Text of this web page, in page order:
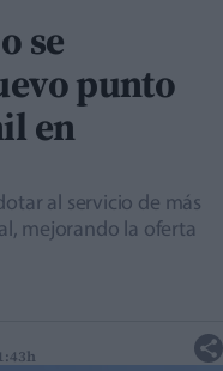
se
punto
en
al servicio de más
mejorando la oferta